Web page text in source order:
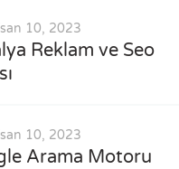
10, 2023
Reklam ve Seo
10, 2023
Arama Motoru